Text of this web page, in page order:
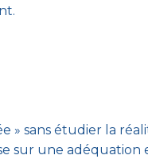
» sans étudier la
sur une adéquation